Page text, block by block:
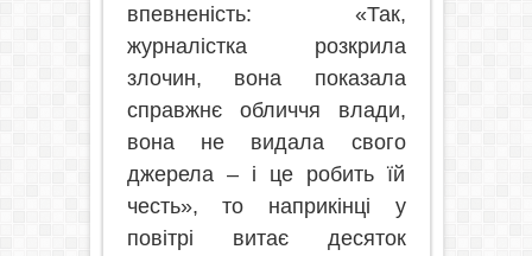
впевненість: «Так,
журналістка розкрила
злочин, вона показала
справжнє обличчя влади,
вона не видала свого
джерела – і це робить їй
честь», то наприкінці у
повітрі витає десяток